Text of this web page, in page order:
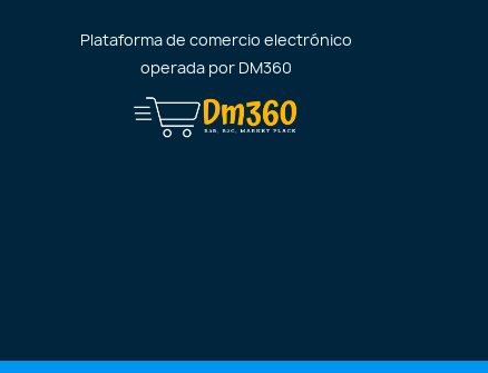
Plataforma de comercio electrónico
operada por DM360